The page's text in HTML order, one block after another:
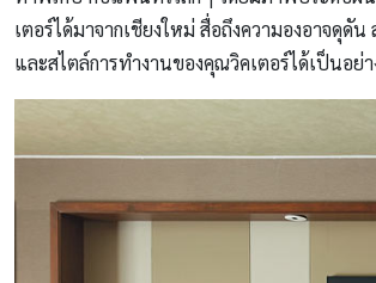
เตอร์ได้มาจากเชียงใหม่ สื่อถึงความองอาจดุดั
และสไตล์การทำงานของคุณวิคเตอร์ได้เป็นอย่